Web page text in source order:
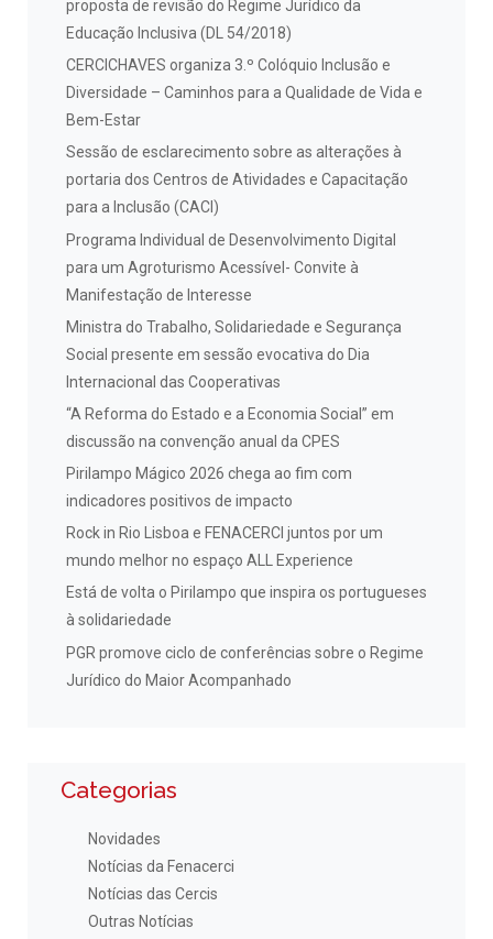
proposta de revisão do Regime Jurídico da
Educação Inclusiva (DL 54/2018)
CERCICHAVES organiza 3.º Colóquio Inclusão e
Diversidade – Caminhos para a Qualidade de Vida e
Bem-Estar
Sessão de esclarecimento sobre as alterações à
portaria dos Centros de Atividades e Capacitação
para a Inclusão (CACI)
Programa Individual de Desenvolvimento Digital
para um Agroturismo Acessível- Convite à
Manifestação de Interesse
Ministra do Trabalho, Solidariedade e Segurança
Social presente em sessão evocativa do Dia
Internacional das Cooperativas
“A Reforma do Estado e a Economia Social” em
discussão na convenção anual da CPES
Pirilampo Mágico 2026 chega ao fim com
indicadores positivos de impacto
Rock in Rio Lisboa e FENACERCI juntos por um
mundo melhor no espaço ALL Experience
Está de volta o Pirilampo que inspira os portugueses
à solidariedade
PGR promove ciclo de conferências sobre o Regime
Jurídico do Maior Acompanhado
Categorias
Novidades
Notícias da Fenacerci
Notícias das Cercis
Outras Notícias